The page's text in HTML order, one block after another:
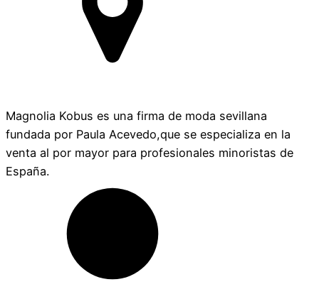
Magnolia Kobus es una firma de moda sevillana
fundada por Paula Acevedo,que se especializa en la
venta al por mayor para profesionales minoristas de
España.